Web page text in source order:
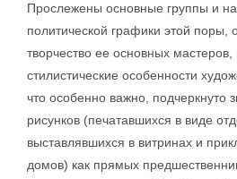
Прослежены основные группы и
политической графики этой поры,
творчество ее основных
стилистические особенности
что особенно важно, подчеркнуто
рисунков (печатавшихся в виде
выставлявшихся в витринах и
домов) как прямых